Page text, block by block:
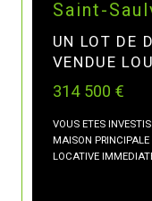
Saint-
UN LOT DE
VENDUE
314 500 €
VOUS ETES
MAISON
LOCATIVE